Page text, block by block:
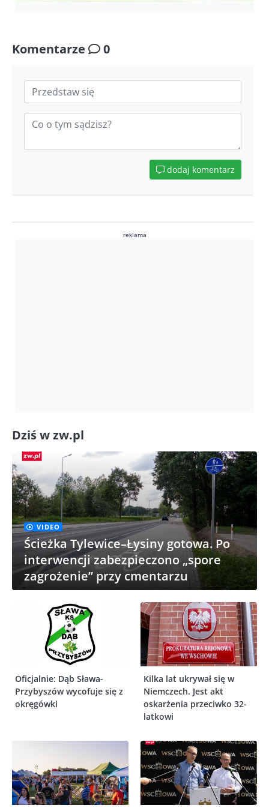
Komentarze 0
dodaj komentarz
reklama
Dziś w zw.pl
VIDEO
Ścieżka Tylewice–Łysiny gotowa. Po
interwencji zabezpieczono „spore
zagrożenie” przy cmentarzu
Oficjalnie: Dąb Sława-
Przybyszów wycofuje się z
okręgówki
Kilka lat ukrywał się w
Niemczech. Jest akt
oskarżenia przeciwko 32-
latkowi